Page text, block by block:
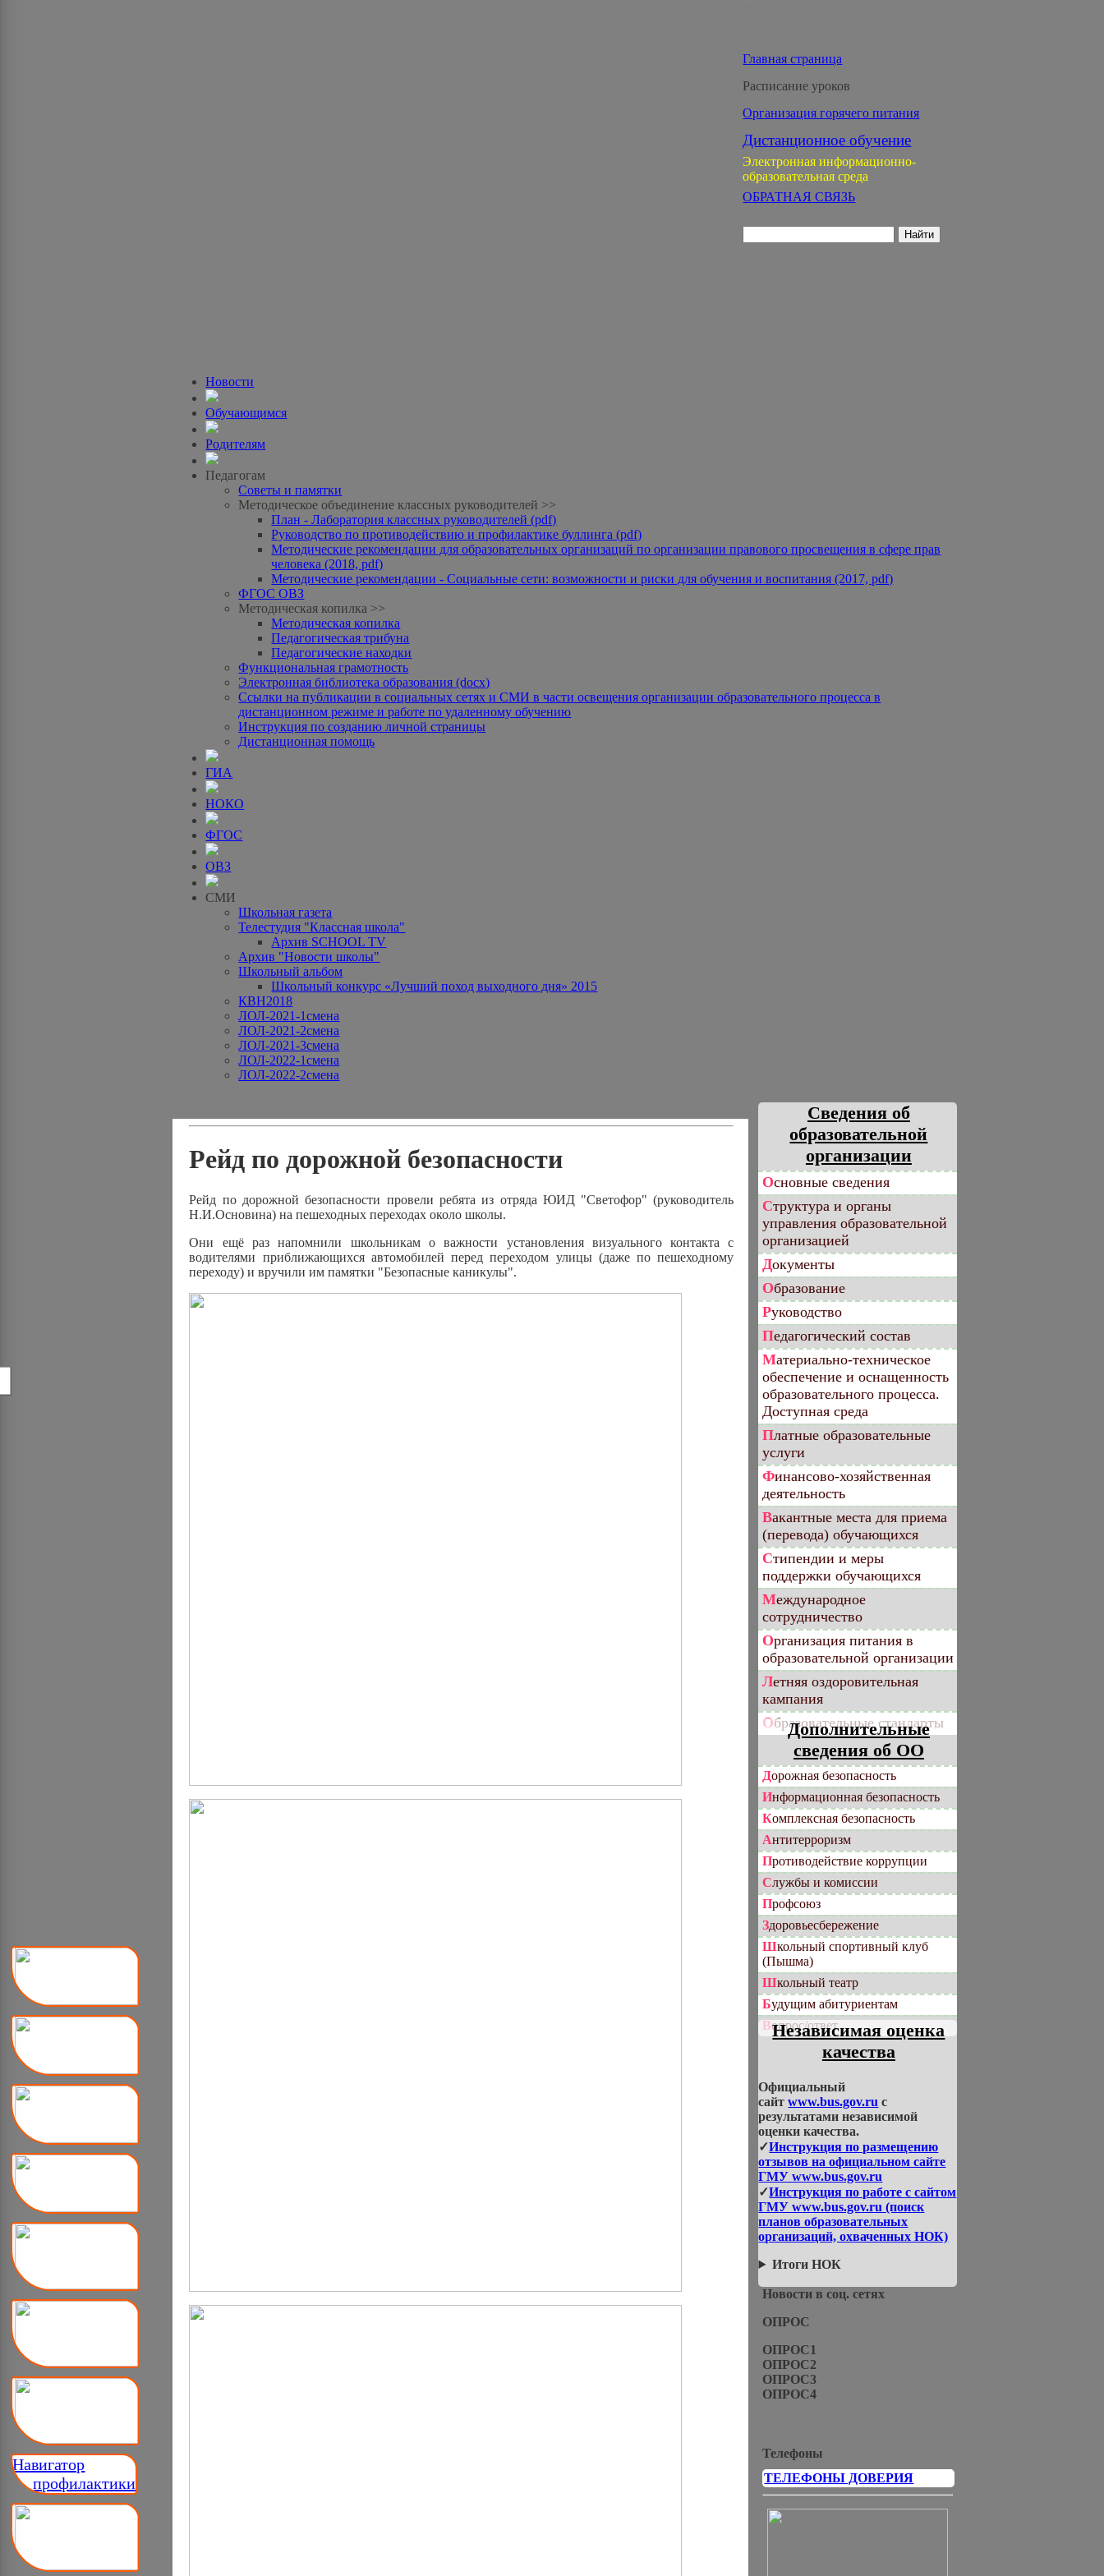
Навигатор
__ профилактики
Главная страница
Расписание уроков
Организация горячего питания
Дистанционное обучение
Электронная информационно-
образовательная среда
ОБРАТНАЯ СВЯЗЬ
Новости
Обучающимся
Родителям
Педагогам
Советы и памятки
Методическое объединение классных руководителей >>
План - Лаборатория классных руководителей (pdf)
Руководство по противодействию и профилактике буллинга (pdf)
Методические рекомендации для образовательных организаций по организации правового просвещения в сфере прав
человека (2018, pdf)
Методические рекомендации - Социальные сети: возможности и риски для обучения и воспитания (2017, pdf)
ФГОС ОВЗ
Методическая копилка >>
Методическая копилка
Педагогическая трибуна
Педагогические находки
Функциональная грамотность
Электронная библиотека образования (docx)
Ссылки на публикации в социальных сетях и СМИ в части освещения организации образовательного процесса в
дистанционном режиме и работе по удаленному обучению
Инструкция по созданию личной страницы
Дистанционная помощь
ГИА
НОКО
ФГОС
ОВЗ
СМИ
Школьная газета
Телестудия "Классная школа"
Архив SCHOOL TV
Архив "Новости школы"
Школьный альбом
Школьный конкурс «Лучший поход выходного дня» 2015
КВН2018
ЛОЛ-2021-1смена
ЛОЛ-2021-2смена
ЛОЛ-2021-3смена
ЛОЛ-2022-1смена
ЛОЛ-2022-2смена
Рейд по дорожной безопасности
Рейд по дорожной безопасности провели ребята из отряда ЮИД "Светофор" (руководитель
Н.И.Основина) на пешеходных переходах около школы.
Они ещё раз напомнили школьникам о важности установления визуального контакта с
водителями приближающихся автомобилей перед переходом улицы (даже по пешеходному
переходу) и вручили им памятки "Безопасные каникулы".
Сведения об
образовательной
организации
Основные сведения
Структура и органы
управления образовательной
организацией
Документы
Образование
Руководство
Педагогический состав
Материально-техническое
обеспечение и оснащенность
образовательного процесса.
Доступная среда
Платные образовательные
услуги
Финансово-хозяйственная
деятельность
Вакантные места для приема
(перевода) обучающихся
Стипендии и меры
поддержки обучающихся
Международное
сотрудничество
Организация питания в
образовательной организации
Летняя оздоровительная
кампания
Образовательные стандарты
Дополнительные
сведения об ОО
Дорожная безопасность
Информационная безопасность
Комплексная безопасность
Антитерроризм
Противодействие коррупции
Службы и комиссии
Профсоюз
Здоровьесбережение
Школьный спортивный клуб
(Пышма)
Школьный театр
Будущим абитуриентам
Вопрос/ответ
Независимая оценка
качества
Официальный
сайтwww.bus.gov.ru с
результатами независимой
оценки качества.
✓Инструкция по размещению
отзывов на официальном сайте
ГМУ www.bus.gov.ru
✓Инструкция по работе с сайтом
ГМУ www.bus.gov.ru (поиск
планов образовательных
организаций, охваченных НОК)
Итоги НОК
Новости в соц. сетях
ОПРОС
ОПРОС1
ОПРОС2
ОПРОС3
ОПРОС4
Телефоны
ТЕЛЕФОНЫ ДОВЕРИЯ